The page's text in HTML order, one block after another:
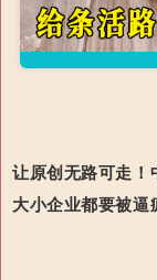
让原创无路可走！
大小企业都要被逼